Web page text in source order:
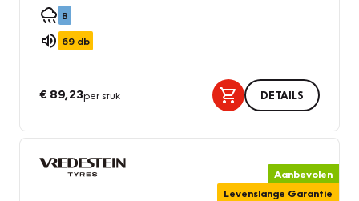
B
69 db
€ 89,23per stuk DETAILS
Aanbevolen
Levenslange Garantie